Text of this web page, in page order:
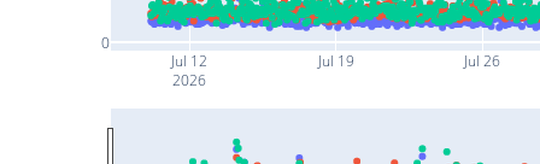
Jul 12
2026
Jul 19 Jul 26
0